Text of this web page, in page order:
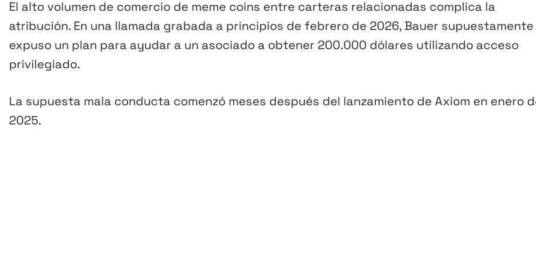
El alto volumen de comercio de meme coins entre carteras relacionadas complica la
atribución. En una llamada grabada a principios de febrero de 2026, Bauer supuestamente
expuso un plan para ayudar a un asociado a obtener 200.000 dólares utilizando acceso
privilegiado.
La supuesta mala conducta comenzó meses después del lanzamiento de Axiom en enero
2025.